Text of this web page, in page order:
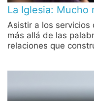
La Iglesia: Mucho
Asistir a los servicios
más allá de las
relaciones que